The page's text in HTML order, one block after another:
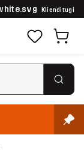
Klienditugi